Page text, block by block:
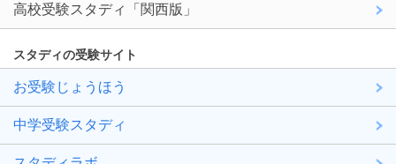
高校受験スタディ「関西版」
スタディの受験サイト
お受験じょうほう
中学受験スタディ